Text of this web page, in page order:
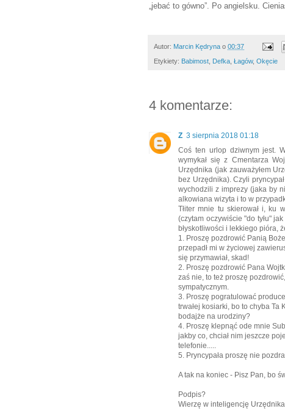
„jebać to gówno”. Po angielsku.
Autor: Marcin Kędryna o 00:37
Etykiety: Babimost Defka Łagów, Okęcie
4 komentarze:
Z 3 sierpnia 2018 01:18
Coś ten urlop dziwnym jest.
wymykał się z Cmentarza
Urzędnika (jak zauważyłem
bez Urzędnika). Czyli
wychodzili z imprezy (jaka by
alkowiana wizyta i to w
Tłiter mnie tu skierował i, ku
(czytam oczywiście "do tyłu"
błyskotliwości i lekkiego pióra,
1. Proszę pozdrowić Panią
przepadł mi w życiowej
się przymawiał, skad!
2. Proszę pozdrowić Pana
zaś nie, to też proszę
sympatycznym.
3. Proszę pogratulować
trwałej kosiarki, bo to chyba Ta
bodajże na urodziny?
4. Proszę klepnąć ode mnie
jakby co, chciał nim jeszcze
telefonie.....
5. Pryncypała proszę nie
A tak na koniec - Pisz Pan, bo
Podpis?
Wierzę w inteligencję